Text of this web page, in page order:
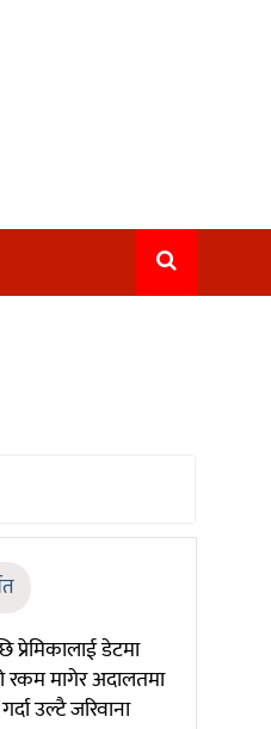
प्रेमिकालाई डेटमा
रकम मागेर अदालतमा
उल्टै जरिवाना